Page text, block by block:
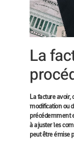
La
La facture avoir,
modification ou
précédemment
à ajuster les
peut être émise